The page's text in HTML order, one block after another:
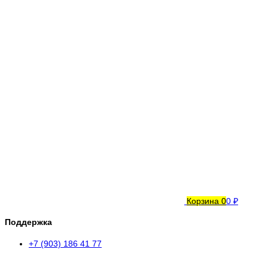
Корзина 00 ₽
Поддержка
+7 (903) 186 41 77